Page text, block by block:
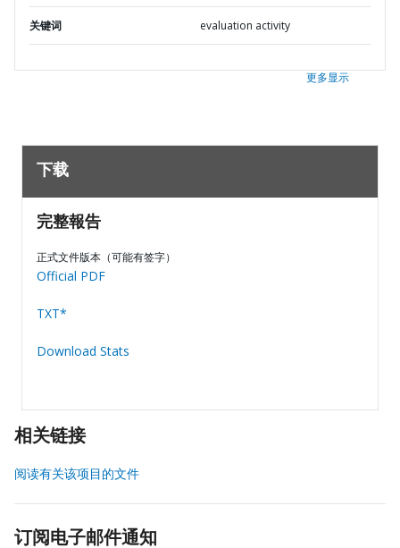
关键词 evaluation activity
更多显示
下载
完整報告
正式文件版本（可能有签字）
Official PDF
TXT*
Download Stats
相关链接
阅读有关该项目的文件
订阅电子邮件通知